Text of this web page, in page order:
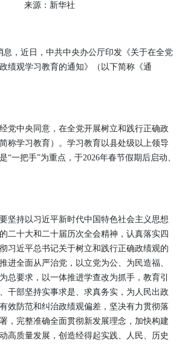
来源：新华社
，近日，中共中央办公厅印发《关于在全党
绩观学习教育的通知》（以下简称《通
中央同意，在全党开展树立和践行正确政
称学习教育）。学习教育以县处级以上领导
“一把手”为重点，于2026年春节假期后启动、
持以习近平新时代中国特色社会主义思想
二十大和二十届历次全会精神，认真落实四
习近平总书记关于树立和践行正确政绩观的
进全面从严治党，以立党为公、为民造福、
总要求，以一体推进学查改为抓手，教育引
干部坚持实事求是、求真务实，为人民出政
效防范和纠治政绩观偏差，坚决有力贯彻落
，完整准确全面贯彻新发展理念，加快构建
高质量发展，创造经得起实践、人民、历史